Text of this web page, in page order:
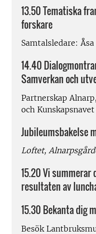
13.50 Tematiska
forskare
Samtalsledare:
14.40
Samverkan och
Partnerskap
och
Jubileumsbakelse
Loftet,
15.20 Vi summerar
resultaten av
15.30 Bekanta dig
Besök